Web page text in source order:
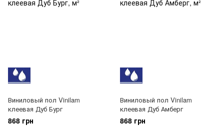
Виниловый пол Vinilam
клеевая Дуб Бург
868 грн
Виниловый пол Vinilam
клеевая Дуб Амберг
868 грн